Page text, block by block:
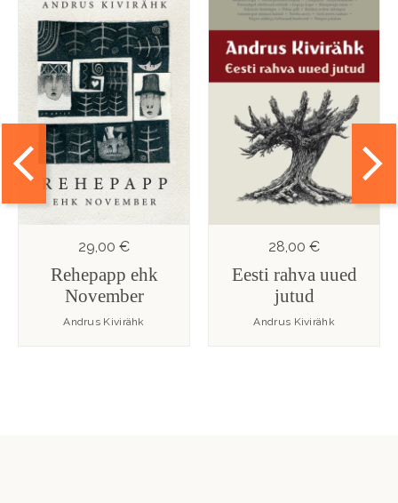
29,00 €
Rehepapp ehk
November
Andrus Kivirähk
28,00 €
Eesti rahva uued
jutud
Andrus Kivirähk